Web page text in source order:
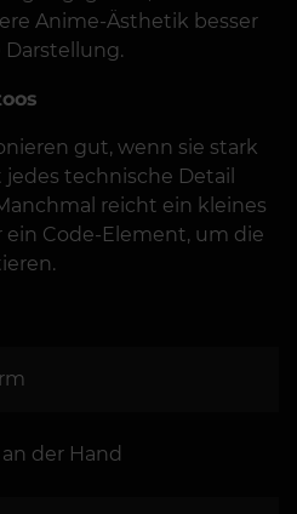
Anime-Ästhetik besser
Darstellung.
gut, wenn sie stark
technische Detail
reicht ein kleines
ein Code-Element, um die
der Hand